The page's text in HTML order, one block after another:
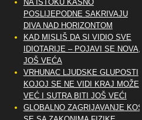
NA ISTOKU KASNO
POSLIJEPODNE SAKRIVAJU
DIVA NAD HORIZONTOM
KAD MISLIŠ DA SI VIDIO SVE
IDIOTARIJE – POJAVI SE NOVA,..
JOŠ VEĆA
VRHUNAC LJUDSKE GLUPOSTI
KOJOJ SE NE VIDI KRAJ MOŽE
VEĆ I SUTRA BITI JOŠ VEĆI
GLOBALNO ZAGRIJAVANJE KOSI